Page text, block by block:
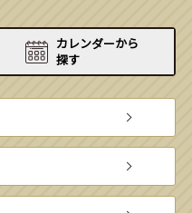
カレンダーから
探す